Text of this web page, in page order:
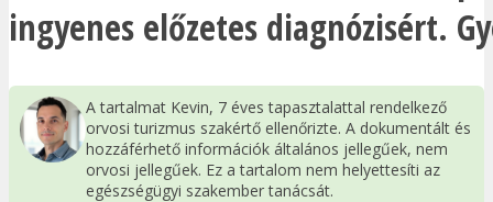
ingyenes előzetes diagnózisért.
A tartalmat Kevin, 7 éves tapasztalattal rendelkező
orvosi turizmus szakértő ellenőrizte. A dokumentált és
hozzáférhető információk általános jellegűek, nem
orvosi jellegűek. Ez a tartalom nem helyettesíti az
egészségügyi szakember tanácsát.